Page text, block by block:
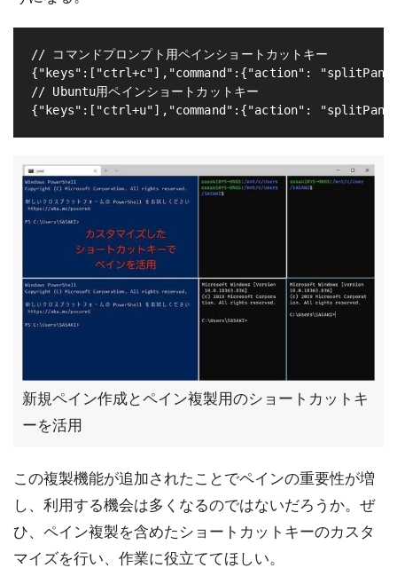
// コマンドプロンプト用ペインショートカットキー
{"keys":["ctrl+c"],"command":{"action":
// Ubuntu用ペインショートカットキー
新規ペイン作成とペイン複製用のショートカットキ
ーを活用
この複製機能が追加されたことでペインの重要性が増
し、利用する機会は多くなるのではないだろうか。ぜ
ひ、ペイン複製を含めたショートカットキーのカスタ
マイズを行い、作業に役立ててほしい。